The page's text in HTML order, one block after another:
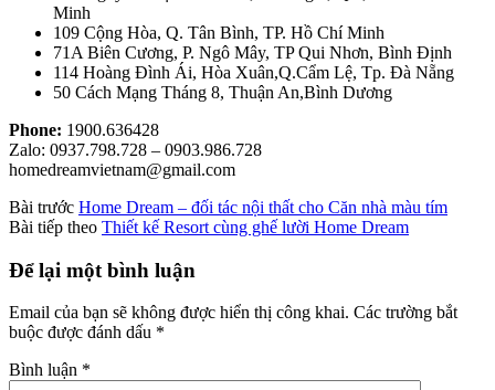
Minh
109 Cộng Hòa, Q. Tân Bình, TP. Hồ Chí Minh
71A Biên Cương, P. Ngô Mây, TP Qui Nhơn, Bình Định
114 Hoàng Đình Ái, Hòa Xuân,Q.Cẩm Lệ, Tp. Đà Nẵng
50 Cách Mạng Tháng 8, Thuận An,Bình Dương
Phone: 1900.636428
Zalo: 0937.798.728 – 0903.986.728
homedreamvietnam@gmail.com
Bài trước Home Dream – đối tác nội thất cho Căn nhà màu tím
Bài tiếp theo Thiết kế Resort cùng ghế lười Home Dream
Để lại một bình luận
Email của bạn sẽ không được hiển thị công khai. Các trường bắt
buộc được đánh dấu *
Bình luận *